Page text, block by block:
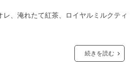
、淹れたて紅茶、ロイヤルミルクティ
続きを読む